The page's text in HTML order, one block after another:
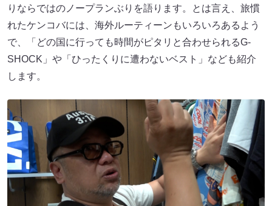
りならではのノープランぶりを語ります。とは言え、旅慣
れたケンコバには、海外ルーティーンもいろいろあるよう
で、「どの国に行っても時間がピタリと合わせられるG-
SHOCK」や「ひったくりに遭わないベスト」なども紹介
します。